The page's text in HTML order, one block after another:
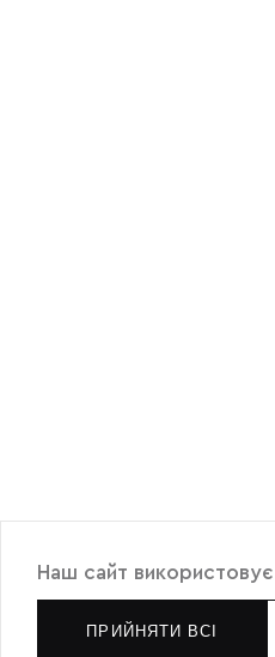
Наш сайт використовує
ПРИЙНЯТИ ВСІ